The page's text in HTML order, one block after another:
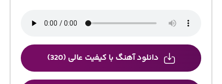
دانلود آهنگ با کیفیت عالی (320)